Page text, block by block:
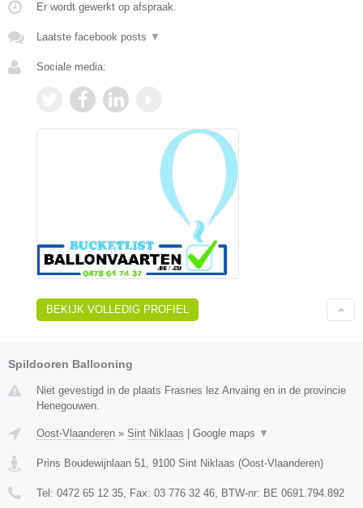
Er wordt gewerkt op afspraak.
Laatste facebook posts ▼
Sociale media:
BEKIJK VOLLEDIG PROFIEL
Spildooren Ballooning
Niet gevestigd in de plaats Frasnes lez Anvaing en in de provincie
Henegouwen.
Oost-Vlaanderen » Sint Niklaas | Google maps ▼
Prins Boudewijnlaan 51 9100 Sint Niklaas (Oost-Vlaanderen)
Tel: 0472 65 12 35 , Fax: 03 776 32 46 , BTW-nr: BE 0691.794.892